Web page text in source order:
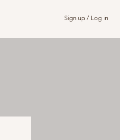
Sign up / Log in